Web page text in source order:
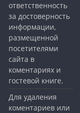
ответственность
за достоверность
информации,
размещенной
посетителями
сайта в
коментариях и
гостевой книге.
Для удаления
коментариев или